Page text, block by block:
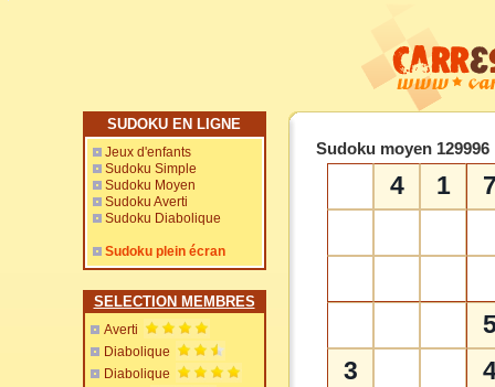
SUDOKU EN LIGNE
Jeux d'enfants
Sudoku Simple
Sudoku Moyen
Sudoku Averti
Sudoku Diabolique
Sudoku plein écran
SELECTION MEMBRES
Averti
Diabolique
Diabolique
Sudoku moyen 129996
4 1
3